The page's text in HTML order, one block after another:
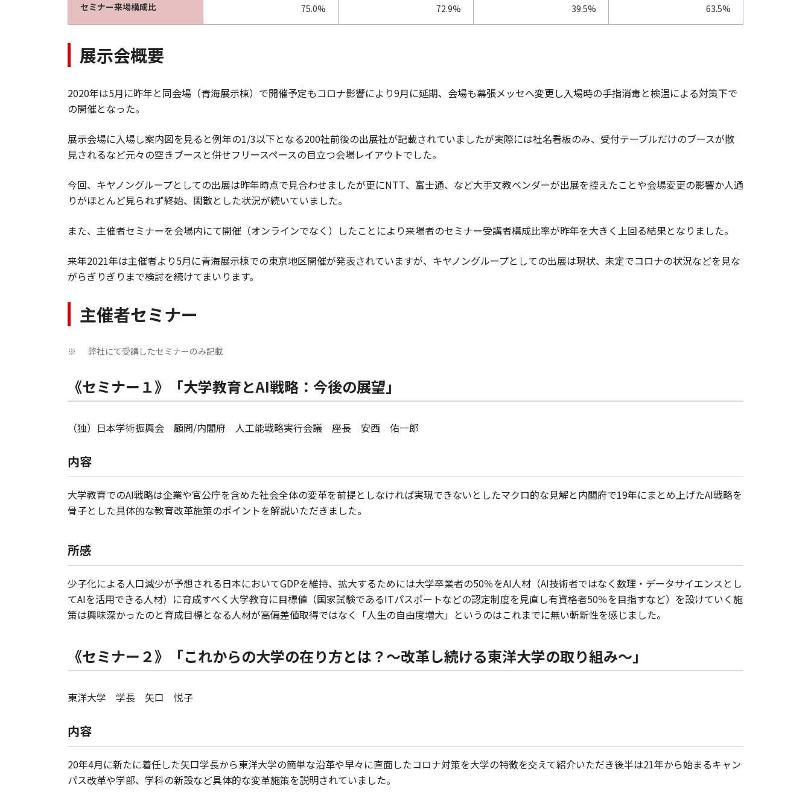
セミナー来場構成比 75.0% 72.9% 39.5% 63.5%
展示会概要
2020年は5月に昨年と同会場（青海展示棟）で開催予定もコロナ影響により9月に延期、会場も幕張メッセへ変更し入場時の手指消毒と検温による対策下で
の開催となった。
展示会場に入場し案内図を見ると例年の1/3以下となる200社前後の出展社が記載されていましたが実際には社名看板のみ、受付テーブルだけのブースが散
見されるなど元々の空きブースと併せフリースペースの目立つ会場レイアウトでした。
今回、キヤノングループとしての出展は昨年時点で見合わせましたが更にNTT、富士通、など大手文教ベンダーが出展を控えたことや会場変更の影響か人通
りがほとんど見られず終始、閑散とした状況が続いていました。
また、主催者セミナーを会場内にて開催（オンラインでなく）したことにより来場者のセミナー受講者構成比率が昨年を大きく上回る結果となりました。
来年2021年は主催者より5月に青海展示棟での東京地区開催が発表されていますが、キヤノングループとしての出展は現状、未定でコロナの状況などを見な
がらぎりぎりまで検討を続けてまいります。
主催者セミナー
※ 弊社にて受講したセミナーのみ記載
《セミナー１》「大学教育とAI戦略：今後の展望」
（独）日本学術振興会 顧問/内閣府 人工能戦略実行会議 座長 安西 佑一郎
内容
大学教育でのAI戦略は企業や官公庁を含めた社会全体の変革を前提としなければ実現できないとしたマクロ的な見解と内閣府で19年にまとめ上げたAI戦略を
骨子とした具体的な教育改革施策のポイントを解説いただきました。
所感
少子化による人口減少が予想される日本においてGDPを維持、拡大するためには大学卒業者の50％をAI人材（AI技術者ではなく数理・データサイエンスとし
てAIを活用できる人材）に育成すべく大学教育に目標値（国家試験であるITパスポートなどの認定制度を見直し有資格者50％を目指すなど）を設けていく施
策は興味深かったのと育成目標となる人材が高偏差値取得ではなく「人生の自由度増大」というのはこれまでに無い斬新性を感じました。
《セミナー２》「これからの大学の在り方とは？～改革し続ける東洋大学の取り組み～」
東洋大学 学長 矢口 悦子
内容
20年4月に新たに着任した矢口学長から東洋大学の簡単な沿革や早々に直面したコロナ対策を大学の特徴を交えて紹介いただき後半は21年から始まるキャン
パス改革や学部、学科の新設など具体的な変革施策を説明されていました。